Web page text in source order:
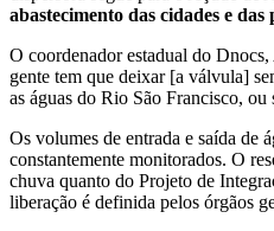
abastecimento das cidades e
O coordenador estadual do
gente tem que deixar [a válvula]
as águas do Rio São Francisco,
Os volumes de entrada e saída de
constantemente monitorados. O
chuva quanto do Projeto de
liberação é definida pelos órgãos